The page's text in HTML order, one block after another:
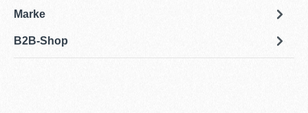
Marke
B2B-Shop